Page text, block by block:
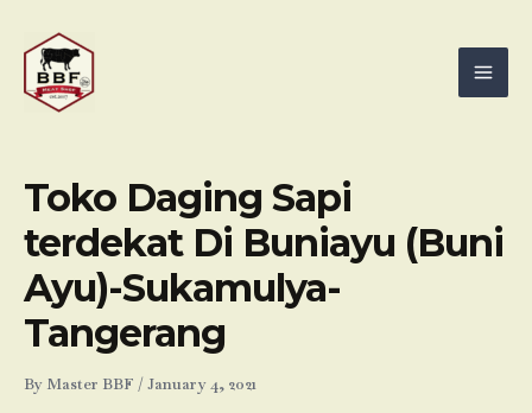
content
Toko Daging Sapi
terdekat Di Buniayu (Buni
Ayu)-Sukamulya-
Tangerang
By Master BBF /January 4, 2021